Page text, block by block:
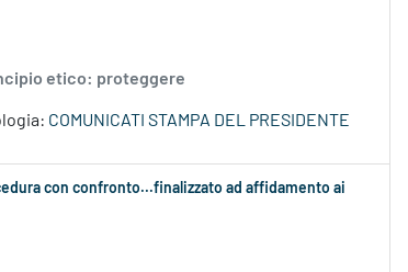
etico: proteggere
COMUNICATI STAMPA DEL PRESIDENTE
con confronto...finalizzato ad affidamento ai